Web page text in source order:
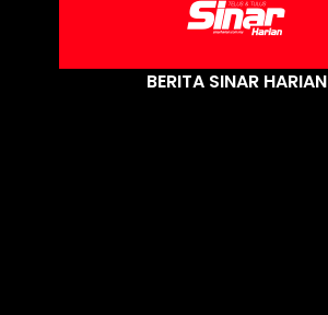
BERITA SINAR HARIAN